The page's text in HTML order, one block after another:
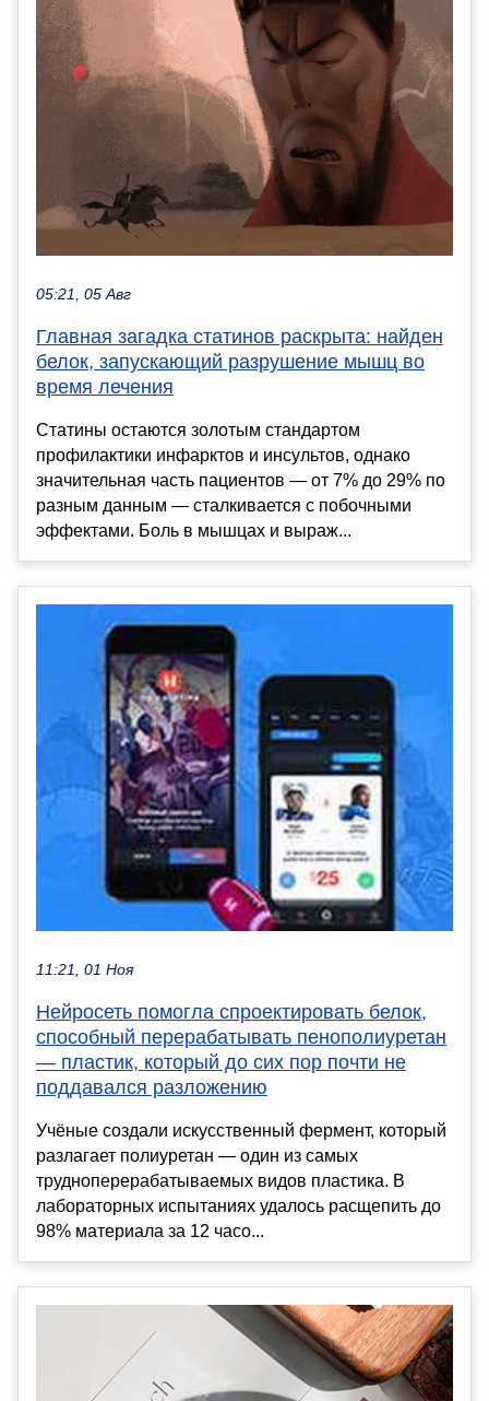
05:21, 05 Авг
Главная загадка статинов раскрыта: найден
белок, запускающий разрушение мышц во
время лечения
Статины остаются золотым стандартом
профилактики инфарктов и инсультов, однако
значительная часть пациентов — от 7% до 29% по
разным данным — сталкивается с побочными
эффектами. Боль в мышцах и выраж...
11:21, 01 Ноя
Нейросеть помогла спроектировать белок,
способный перерабатывать пенополиуретан
— пластик, который до сих пор почти не
поддавался разложению
Учёные создали искусственный фермент, который
разлагает полиуретан — один из самых
трудноперерабатываемых видов пластика. В
лабораторных испытаниях удалось расщепить до
98% материала за 12 часо...